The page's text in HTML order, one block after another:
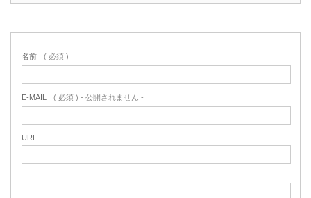
名前 ( 必須 )
E-MAIL ( 必須 ) - 公開されません -
URL